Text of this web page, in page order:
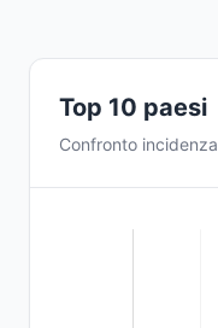
Top 10 paesi
Confronto incidenza